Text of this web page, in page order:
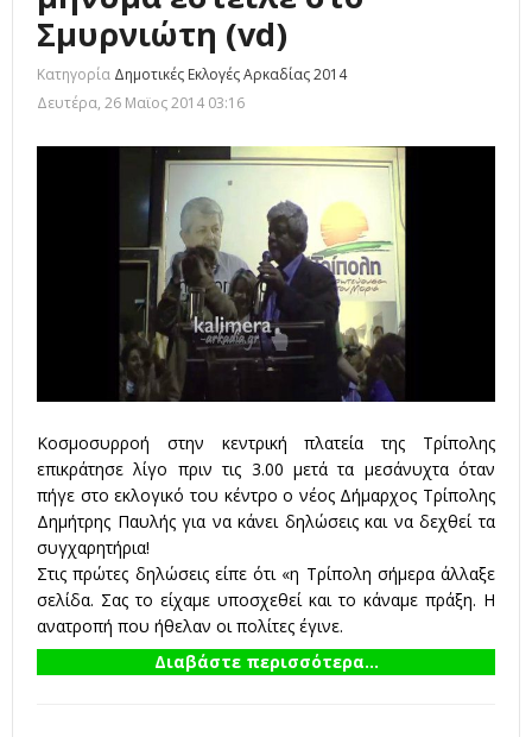
Σμυρνιώτη (vd)
Κατηγορία Δημοτικές Εκλογές Αρκαδίας 2014
Δευτέρα, 26 Μαϊος 2014 03:16
Κοσμοσυρροή στην κεντρική πλατεία της Τρίπολης
επικράτησε λίγο πριν τις 3.00 μετά τα μεσάνυχτα όταν
πήγε στο εκλογικό του κέντρο ο νέος Δήμαρχος Τρίπολης
Δημήτρης Παυλής για να κάνει δηλώσεις και να δεχθεί τα
συγχαρητήρια!
Στις πρώτες δηλώσεις είπε ότι «η Τρίπολη σήμερα άλλαξε
σελίδα. Σας το είχαμε υποσχεθεί και το κάναμε πράξη. Η
ανατροπή που ήθελαν οι πολίτες έγινε.
Διαβάστε περισσότερα...